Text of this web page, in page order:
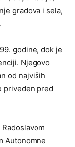
gradova i sela,
godine, dok je
Njegovo
od najviših
priveden pred
Autonomne